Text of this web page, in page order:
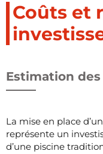
Coûts et
Estimation
La mise en place
représente un
d’une piscine